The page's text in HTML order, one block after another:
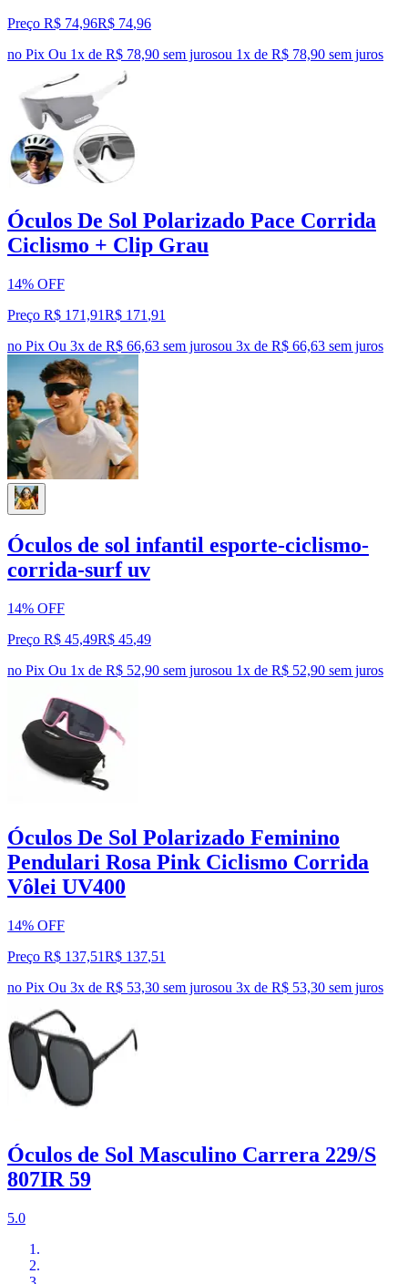
Preço R$ 74,96R$ 74,96
no Pix Ou 1x de R$ 78,90 sem jurosou 1x de R$ 78,90 sem juros
Óculos De Sol Polarizado Pace Corrida
Ciclismo + Clip Grau
14% OFF
Preço R$ 171,91R$ 171 ,91
no Pix Ou 3x de R$ 66,63 sem jurosou 3x de R$ 66,63 sem juros
Óculos de sol infantil esporte-ciclismo-
corrida-surf uv
14% OFF
Preço R$ 45,49R$ 45,49
no Pix Ou 1x de R$ 52,90 sem jurosou 1x de R$ 52,90 sem juros
Óculos De Sol Polarizado Feminino
Pendulari Rosa Pink Ciclismo Corrida
Vôlei UV400
14% OFF
Preço R$ 137,51R$ 137,51
no Pix Ou 3x de R$ 53,30 sem jurosou 3x de R$ 53,30 sem juros
Óculos de Sol Masculino Carrera 229/S
807IR 59
5.0